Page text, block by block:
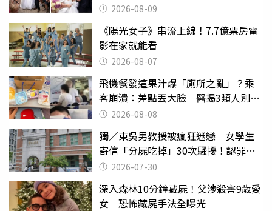
2026-08-09
《陽光女子》串流上線！7.7億票房電
影在家就能看
2026-08-07
飛機餐發這果汁爆「廁所之亂」？乘
客崩潰：差點丟大臉 醫揭3類人別亂
喝 2026-08-08
獨／東吳男教授被瘋狂迷戀 女學生
寄信「分屍吃掉」30次騷擾！認罪免
關 2026-07-30
深入森林10分鐘藏屍！父涉殺害9歲愛
女 恐怖藏屍手法全曝光